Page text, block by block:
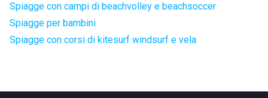
Spiagge con campi di beachvolley e beachsoccer
Spiagge per bambini
Spiagge con corsi di kitesurf windsurf e vela